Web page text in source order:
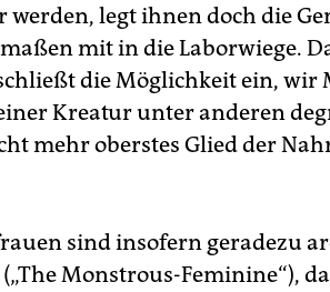
legt ihnen doch die
mit in die Laborwiege.
die Möglichkeit ein, wir
Kreatur unter anderen
mehr oberstes Glied der
sind insofern geradezu
Monstrous-Feminine“),